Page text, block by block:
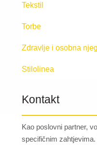
Tekstil
Torbe
Zdravlje i osobna
Stilolinea
Kontakt
Kao poslovni partner,
specifičnim